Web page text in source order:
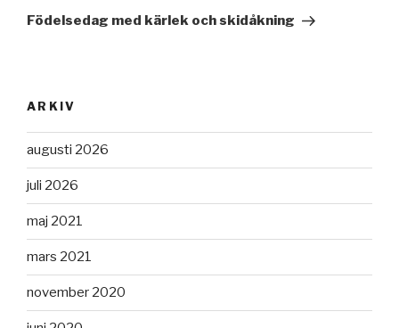
inlägg
Födelsedag med kärlek och skidåkning
ARKIV
augusti 2026
juli 2026
maj 2021
mars 2021
november 2020